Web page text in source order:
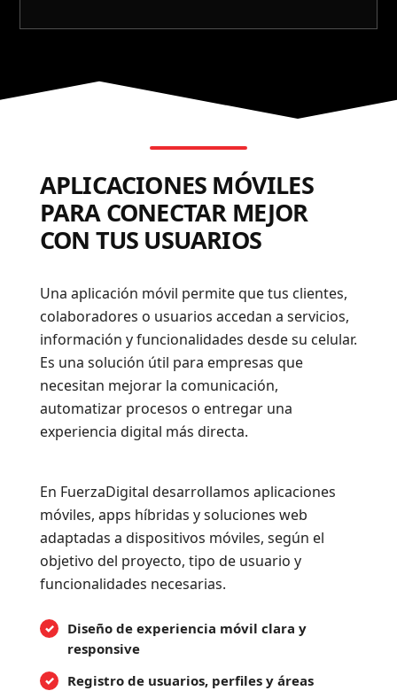
APLICACIONES MÓVILES
PARA CONECTAR MEJOR
CON TUS USUARIOS
Una aplicación móvil permite que tus clientes,
colaboradores o usuarios accedan a servicios,
información y funcionalidades desde su celular.
Es una solución útil para empresas que
necesitan mejorar la comunicación,
automatizar procesos o entregar una
experiencia digital más directa.
En FuerzaDigital desarrollamos aplicaciones
móviles, apps híbridas y soluciones web
adaptadas a dispositivos móviles, según el
objetivo del proyecto, tipo de usuario y
funcionalidades necesarias.
Diseño de experiencia móvil clara y
responsive
Registro de usuarios, perfiles y áreas